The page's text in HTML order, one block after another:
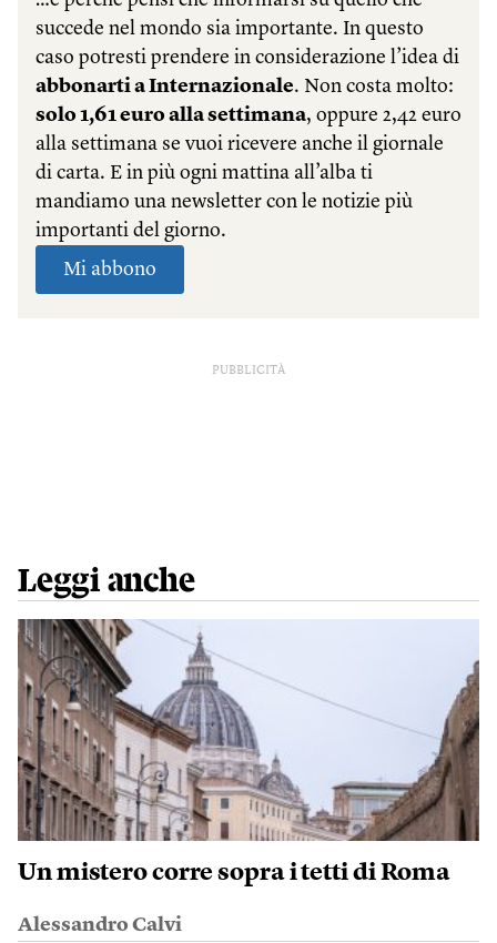
PUBBLICITÀ
Leggi anche
Un mistero corre sopra i tetti di Roma
Alessandro Calvi